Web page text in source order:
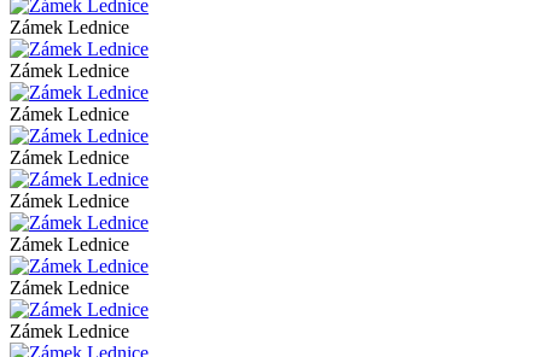
Zámek Lednice
Zámek Lednice
Zámek Lednice
Zámek Lednice
Zámek Lednice
Zámek Lednice
Zámek Lednice
Zámek Lednice